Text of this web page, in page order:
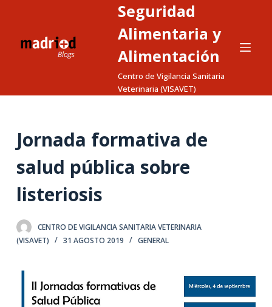
r
n
n
Seguridad
Alimentaria y
Alimentación
Centro de Vigilancia Sanitaria
Veterinaria (VISAVET)
Jornada formativa de
salud pública sobre
listeriosis
CENTRO DE VIGILANCIA SANITARIA VETERINARIA
(VISAVET)
31 AGOSTO 2019 GENERAL